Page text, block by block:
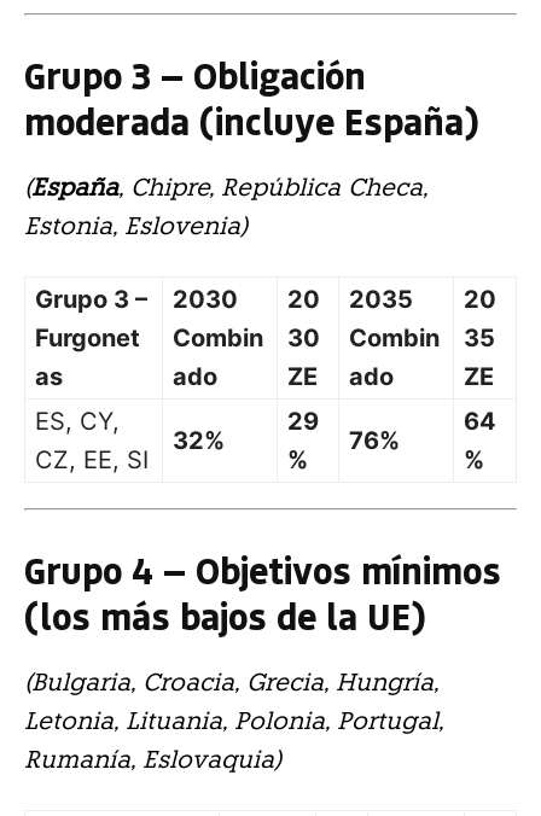
Grupo 3 — Obligación
moderada (incluye España)
(España, Chipre, República Checa,
Estonia, Eslovenia)
Grupo 3 –
Furgonet
as
2030
Combin
ado
20
30
ZE
2035
Combin
ado
20
35
ZE
ES, CY,
CZ, EE, SI
32%
29
%
76%
64
%
Grupo 4 — Objetivos mínimos
(los más bajos de la UE)
(Bulgaria, Croacia, Grecia, Hungría,
Letonia, Lituania, Polonia, Portugal,
Rumanía, Eslovaquia)